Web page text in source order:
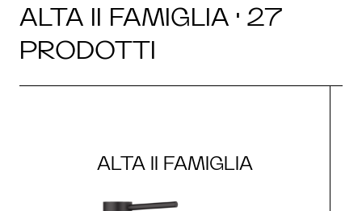
ALTA II FAMIGLIA · 27
PRODOTTI
ALTA II FAMIGLIA